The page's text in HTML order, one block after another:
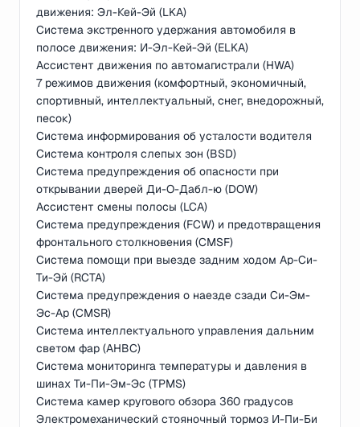
движения: Эл-Кей-Эй (LKA)
Система экстренного удержания автомобиля в
полосе движения: И-Эл-Кей-Эй (ELKA)
Ассистент движения по автомагистрали (HWA)
7 режимов движения (комфортный, экономичный,
спортивный, интеллектуальный, снег, внедорожный,
песок)
Система информирования об усталости водителя
Система контроля слепых зон (BSD)
Система предупреждения об опасности при
открывании дверей Ди-О-Дабл-ю (DOW)
Ассистент смены полосы (LCA)
Система предупреждения (FCW) и предотвращения
фронтального столкновения (CMSF)
Система помощи при выезде задним ходом Ар-Си-
Ти-Эй (RCTA)
Система предупреждения о наезде сзади Си-Эм-
Эс-Ар (CMSR)
Система интеллектуального управления дальним
светом фар (AHBC)
Система мониторинга температуры и давления в
шинах Ти-Пи-Эм-Эс (TPMS)
Система камер кругового обзора 360 градусов
Электромеханический стояночный тормоз И-Пи-Би